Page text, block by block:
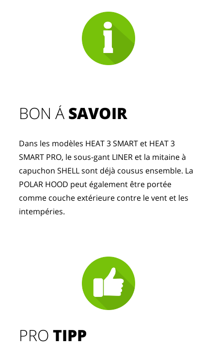
PROTIPP
BON Á SAVOIR
Dans les modèles HEAT 3 SMART et HEAT 3
SMART PRO, le sous-gant LINER et la mitaine à
capuchon SHELL sont déjà cousus ensemble. La
POLAR HOOD peut également être portée
comme couche extérieure contre le vent et les
intempéries.